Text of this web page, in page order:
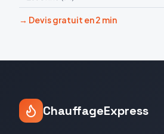
→ Devis gratuit en 2 min
ChauffageExpress